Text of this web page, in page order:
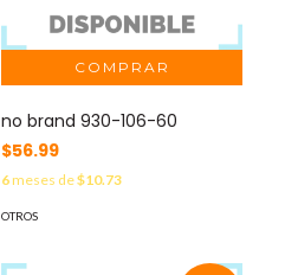
no brand 930-106-60
$56.99
6meses de$10.73
OTROS